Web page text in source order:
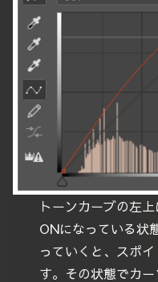
トーンカーブの左
ONになっている状
っていくと、スポ
す。その状態でカ